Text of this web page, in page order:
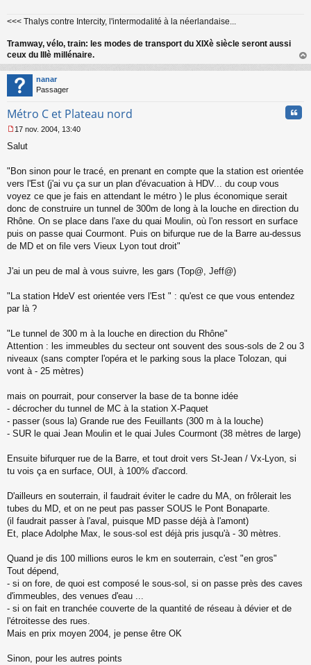
<<< Thalys contre Intercity, l'intermodalité à la néerlandaise...
Tramway, vélo, train: les modes de transport du XIXè siècle seront aussi
ceux du IIIè millénaire.
au
nanar
Passager
Métro C et Plateau nord
e
s
g
e
n
o
n
u
17 nov. 2004, 13:40
Salut
"Bon sinon pour le tracé, en prenant en compte que la station est orientée
vers l'Est (j'ai vu ça sur un plan d'évacuation à HDV... du coup vous
voyez ce que je fais en attendant le métro ) le plus économique serait
donc de construire un tunnel de 300m de long à la louche en direction du
Rhône. On se place dans l'axe du quai Moulin, où l'on ressort en surface
puis on passe quai Courmont. Puis on bifurque rue de la Barre au-dessus
de MD et on file vers Vieux Lyon tout droit"
J'ai un peu de mal à vous suivre, les gars (Top@, Jeff@)
"La station HdeV est orientée vers l'Est " : qu'est ce que vous entendez
par là ?
"Le tunnel de 300 m à la louche en direction du Rhône"
Attention : les immeubles du secteur ont souvent des sous-sols de 2 ou 3
niveaux (sans compter l'opéra et le parking sous la place Tolozan, qui
vont à - 25 mètres)
mais on pourrait, pour conserver la base de ta bonne idée
- décrocher du tunnel de MC à la station X-Paquet
- passer (sous la) Grande rue des Feuillants (300 m à la louche)
- SUR le quai Jean Moulin et le quai Jules Courmont (38 mètres de large)
Ensuite bifurquer rue de la Barre, et tout droit vers St-Jean / Vx-Lyon, si
tu vois ça en surface, OUI, à 100% d'accord.
D'ailleurs en souterrain, il faudrait éviter le cadre du MA, on frôlerait les
tubes du MD, et on ne peut pas passer SOUS le Pont Bonaparte.
(il faudrait passer à l'aval, puisque MD passe déjà à l'amont)
Et, place Adolphe Max, le sous-sol est déjà pris jusqu'à - 30 mètres.
Quand je dis 100 millions euros le km en souterrain, c'est "en gros"
Tout dépend,
- si on fore, de quoi est composé le sous-sol, si on passe près des caves
d'immeubles, des venues d'eau ...
- si on fait en tranchée couverte de la quantité de réseau à dévier et de
l'étroitesse des rues.
Mais en prix moyen 2004, je pense être OK
Sinon, pour les autres points